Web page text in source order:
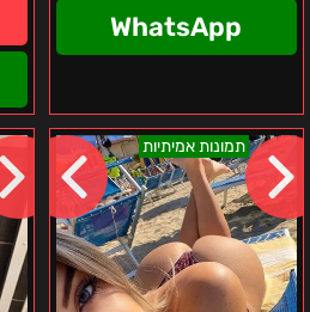
WhatsApp
תמונות אמיתיות
אזור
הצפון-
ורה